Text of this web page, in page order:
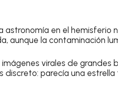
astronomía en el
aunque la contaminación
virales de grandes
discreto: parecía una